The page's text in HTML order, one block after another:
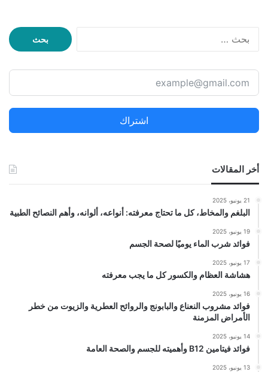
ح
ع
ن
اشتراك
أخر المقالات
21 يونيو، 2025
البلغم والمخاط، كل ما تحتاج معرفته: أنواعه، ألوانه، وأهم النصائح الطبية
19 يونيو، 2025
فوائد شرب الماء يوميًا لصحة الجسم
17 يونيو، 2025
هشاشة العظام والكسور كل ما يجب معرفته
16 يونيو، 2025
فوائد مشروب النعناع والبابونج والروائح العطرية والزيوت من خطر
الأمراض المزمنة
14 يونيو، 2025
فوائد فيتامين B12 وأهميته للجسم والصحة العامة
13 يونيو، 2025